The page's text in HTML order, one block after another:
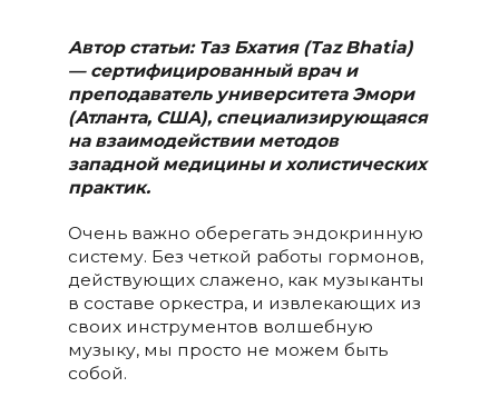
Автор статьи: Таз Бхатия (Taz Bhatia)
— сертифицированный врач и
преподаватель университета Эмори
(Атланта, США), специализирующаяся
на взаимодействии методов
западной медицины и холистических
практик.
Очень важно оберегать эндокринную
систему. Без четкой работы гормонов,
действующих слажено, как музыканты
в составе оркестра, и извлекающих из
своих инструментов волшебную
музыку, мы просто не можем быть
собой.